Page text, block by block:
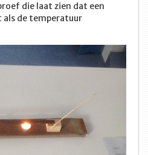
die laat zien dat een
de temperatuur